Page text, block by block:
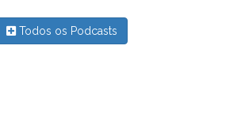
Todos os Podcasts